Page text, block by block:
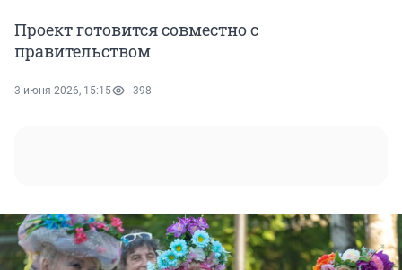
Проект готовится совместно с
правительством
3 июня 2026, 15:15 398